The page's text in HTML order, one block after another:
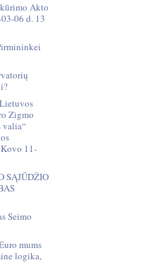
Akto
06 d. 13
Zigmo
valia“
11-
SĄJŪDŽIO
Seimo
mums
logika,